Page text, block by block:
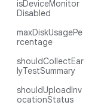
isDeviceMonitor
Disabled
maxDiskUsagePe
rcentage
shouldCollectEar
lyTestSummary
shouldUploadInv
ocationStatus